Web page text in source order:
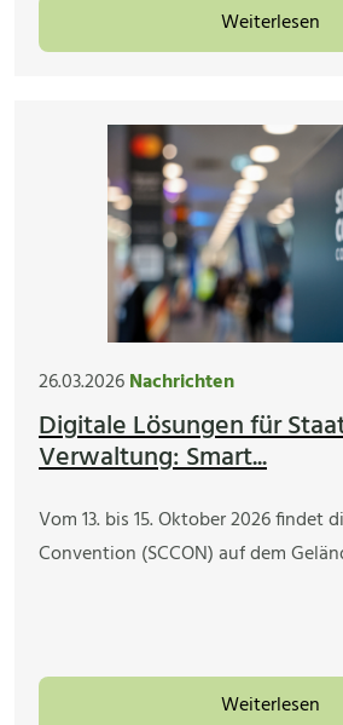
Weiterlesen
26.03.2026Nachrichten
Digitale Lösungen für
Verwaltung: Smart...
Vom 13. bis 15. Oktober 2026 findet
Convention (SCCON) auf dem
Weiterlesen